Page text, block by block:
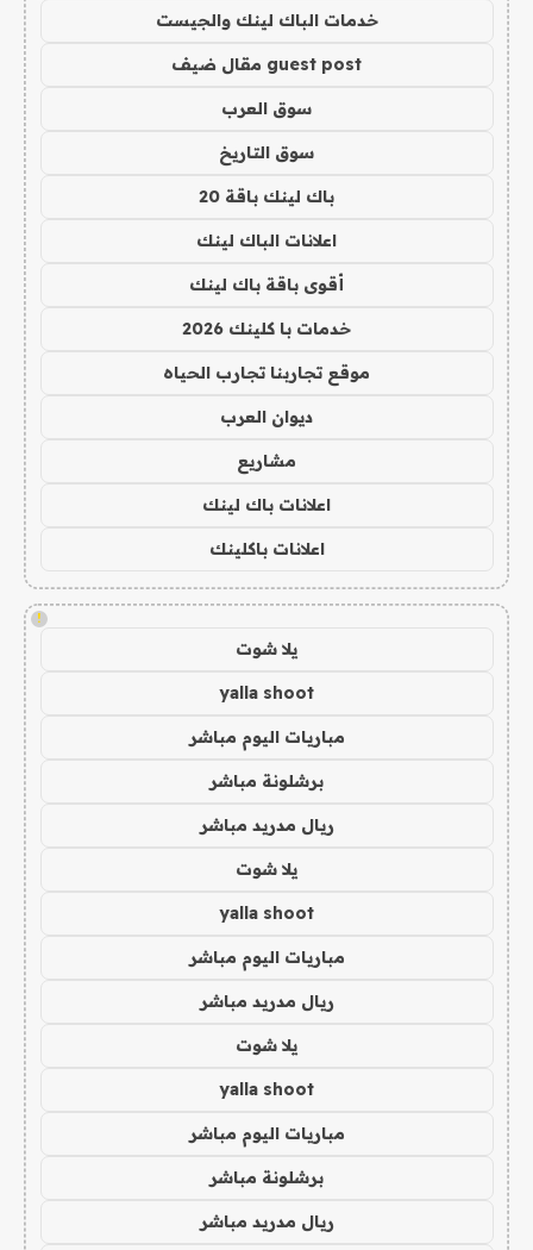
خدمات الباك لينك والجيست
guest post مقال ضيف
سوق العرب
سوق التاريخ
باك لينك باقة 20
اعلانات الباك لينك
أقوى باقة باك لينك
خدمات با كلينك 2026
موقع تجاربنا تجارب الحياه
ديوان العرب
مشاريع
اعلانات باك لينك
اعلانات باكلينك
!
يلا شوت
yalla shoot
مباريات اليوم مباشر
برشلونة مباشر
ريال مدريد مباشر
يلا شوت
yalla shoot
مباريات اليوم مباشر
ريال مدريد مباشر
يلا شوت
yalla shoot
مباريات اليوم مباشر
برشلونة مباشر
ريال مدريد مباشر